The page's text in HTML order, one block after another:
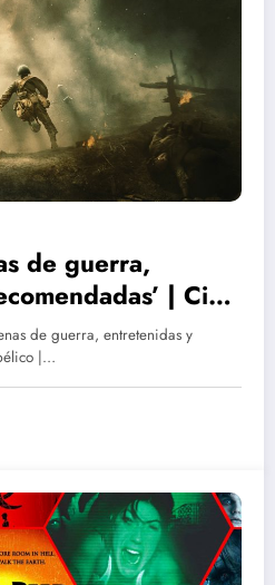
de guerra,
| Cine
2ª, Vietnam,
| Modernas y
80, 90, 2000
de guerra, entretenidas y
|…